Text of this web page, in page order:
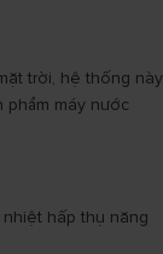
trời, hệ thống này
máy nước
hấp thụ năng